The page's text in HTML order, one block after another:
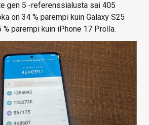
gen 5 -referenssialusta sai 405
on 34 % parempi kuin Galaxy S25
% parempi kuin iPhone 17 Prolla.